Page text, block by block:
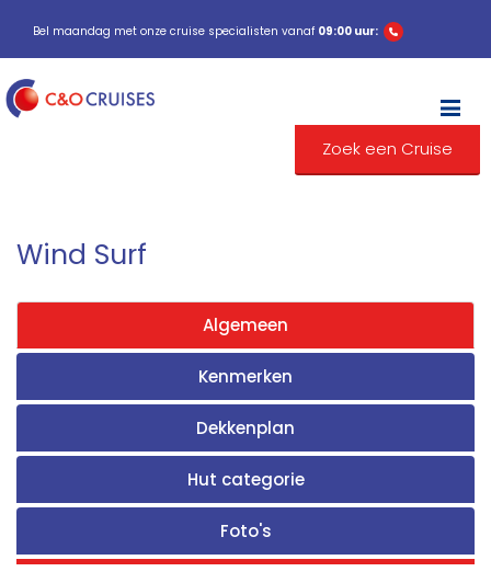
Bel maandag met onze cruise specialisten vanaf 09:00 uur:
Zoek een Cruise
Wind Surf
Algemeen
Kenmerken
Dekkenplan
Hut categorie
Foto's